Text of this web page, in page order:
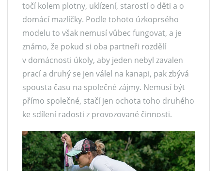
točí kolem plotny, uklízení, starostí o děti a o
domácí mazlíčky. Podle tohoto úzkoprsého
modelu to však nemusí vůbec fungovat, a je
známo, že pokud si oba partneři rozdělí
v domácnosti úkoly, aby jeden nebyl zavalen
prací a druhý se jen válel na kanapi, pak zbývá
spousta času na společné zájmy. Nemusí být
přímo společné, stačí jen ochota toho druhého
ke sdílení radosti z provozované činnosti.